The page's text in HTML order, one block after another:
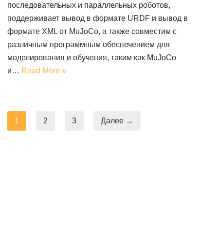
последовательных и параллельных роботов,
поддерживает вывод в формате URDF и вывод в
формате XML от MuJoCo, а также совместим с
различным программным обеспечением для
моделирования и обучения, таким как MuJoCo
и… Read More »
1 2 3 Далее →